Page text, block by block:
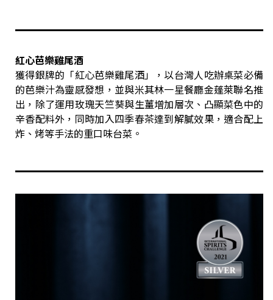
紅心芭樂雞尾酒
獲得銀牌的「紅心芭樂雞尾酒」，以台灣人吃辦桌菜必備
的芭樂汁為靈感發想，並與米其林一星餐廳金蓬萊聯名推
出，除了運用玫瑰天竺葵與生薑增加層次、凸顯菜色中的
辛香配料外，同時加入四季春茶達到解膩效果，適合配上
炸、烤等手法的重口味台菜。